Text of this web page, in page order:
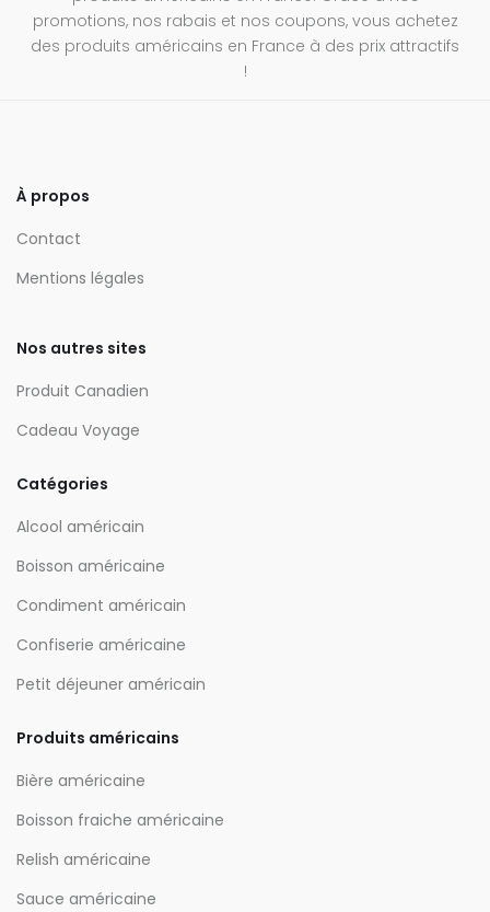
promotions, nos rabais et nos coupons, vous achetez
des produits américains en France à des prix attractifs
!
À propos
Contact
Mentions légales
Nos autres sites
Produit Canadien
Cadeau Voyage
Catégories
Alcool américain
Boisson américaine
Condiment américain
Confiserie américaine
Petit déjeuner américain
Produits américains
Bière américaine
Boisson fraiche américaine
Relish américaine
Sauce américaine